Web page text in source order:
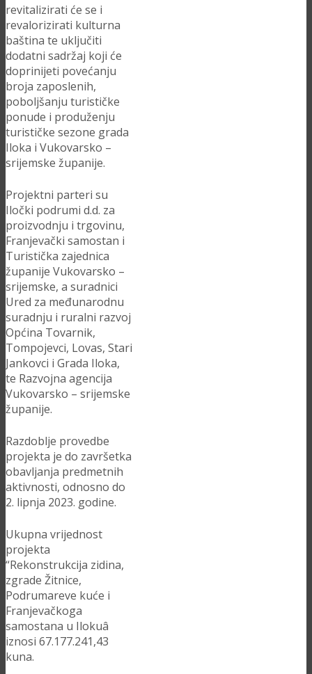
revitalizirati će se i
revalorizirati kulturna
baština te uključiti
dodatni sadržaj koji će
doprinijeti povećanju
broja zaposlenih,
poboljšanju turističke
ponude i produženju
turističke sezone grada
Iloka i Vukovarsko –
srijemske županije.
Projektni parteri su
Iločki podrumi d.d. za
proizvodnju i trgovinu,
Franjevački samostan i
Turistička zajednica
županije Vukovarsko –
srijemske, a suradnici
Ured za međunarodnu
suradnju i ruralni razvoj
Općina Tovarnik,
Tompojevci, Lovas, Stari
Jankovci i Grada Iloka,
te Razvojna agencija
Vukovarsko – srijemske
županije.
Razdoblje provedbe
projekta je do završetka
obavljanja predmetnih
aktivnosti, odnosno do
2. lipnja 2023. godine.
Ukupna vrijednost
projekta
“Rekonstrukcija zidina,
zgrade Žitnice,
Podrumareve kuće i
Franjevačkoga
samostana u Ilokuâ
iznosi 67.177.241,43
kuna.